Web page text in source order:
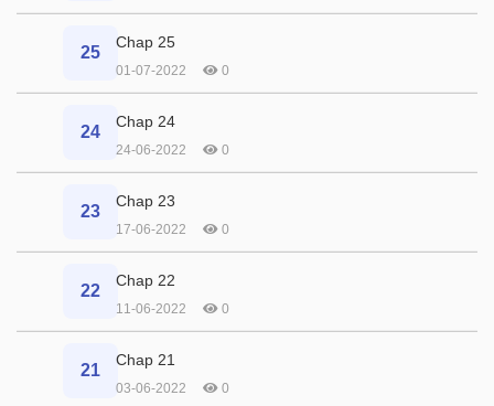
25
Chap 25
01-07-2022 0
24
Chap 24
24-06-2022 0
23
Chap 23
17-06-2022 0
22
Chap 22
11-06-2022 0
21
Chap 21
03-06-2022 0